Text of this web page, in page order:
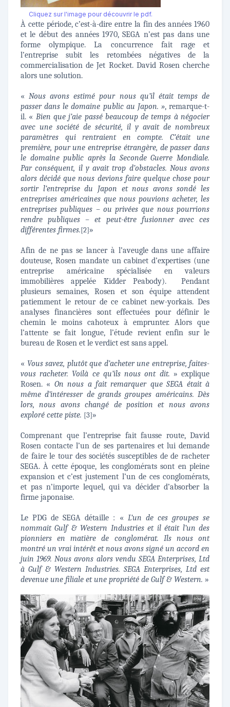
Cliquez sur l'image pour découvrir le pdf.
À cette période, c’est-à-dire entre la fin des années 1960
et le début des années 1970, SEGA n’est pas dans une
forme olympique. La concurrence fait rage et
l’entreprise subit les retombées négatives de la
commercialisation de Jet Rocket. David Rosen cherche
alors une solution.
« Nous avons estimé pour nous qu’il était temps de
passer dans le domaine public au Japon. », remarque-t-
il. « Bien que j’aie passé beaucoup de temps à négocier
avec une société de sécurité, il y avait de nombreux
paramètres qui rentraient en compte. C’était une
première, pour une entreprise étrangère, de passer dans
le domaine public après la Seconde Guerre Mondiale.
Par conséquent, il y avait trop d’obstacles. Nous avons
alors décidé que nous devions faire quelque chose pour
sortir l’entreprise du Japon et nous avons sondé les
entreprises américaines que nous pouvions acheter, les
entreprises publiques – ou privées que nous pourrions
rendre publiques – et peut-être fusionner avec ces
différentes firmes.[2]»
Afin de ne pas se lancer à l’aveugle dans une affaire
douteuse, Rosen mandate un cabinet d’expertises (une
entreprise américaine spécialisée en valeurs
immobilières appelée Kidder Peabody). Pendant
plusieurs semaines, Rosen et son équipe attendent
patiemment le retour de ce cabinet new-yorkais. Des
analyses financières sont effectuées pour définir le
chemin le moins cahoteux à emprunter. Alors que
l’attente se fait longue, l’étude revient enfin sur le
bureau de Rosen et le verdict est sans appel.
« Vous savez, plutôt que d’acheter une entreprise, faites-
vous racheter. Voilà ce qu’ils nous ont dit. » explique
Rosen. « On nous a fait remarquer que SEGA était à
même d’intéresser de grands groupes américains. Dès
lors, nous avons changé de position et nous avons
exploré cette piste. [3]»
Comprenant que l’entreprise fait fausse route, David
Rosen contacte l’un de ses partenaires et lui demande
de faire le tour des sociétés susceptibles de de racheter
SEGA. À cette époque, les conglomérats sont en pleine
expansion et c’est justement l’un de ces conglomérats,
et pas n’importe lequel, qui va décider d’absorber la
firme japonaise.
Le PDG de SEGA détaille : « L’un de ces groupes se
nommait Gulf & Western Industries et il était l’un des
pionniers en matière de conglomérat. Ils nous ont
montré un vrai intérêt et nous avons signé un accord en
juin 1969. Nous avons alors vendu SEGA Enterprises, Ltd
à Gulf & Western Industries. SEGA Enterprises, Ltd est
devenue une filiale et une propriété de Gulf & Western. »